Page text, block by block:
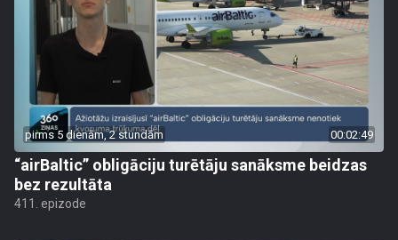
pirms 5 dienām, 2 stundām 00:02:49
“airBaltic” obligāciju turētāju sanāksme beidzas
bez rezultāta
411. epizode